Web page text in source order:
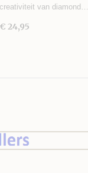
creativiteit van diamond…
€ 24,95